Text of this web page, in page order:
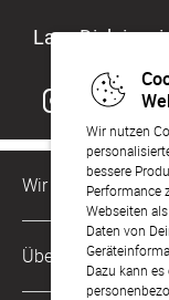
Wir nutzen
bessere
Performance
Webseiten
Daten von
Dazu kann
Lass Dich
Wir sind für Dich
0221 956 725
Mo. - Fr. von 9
Über Uns